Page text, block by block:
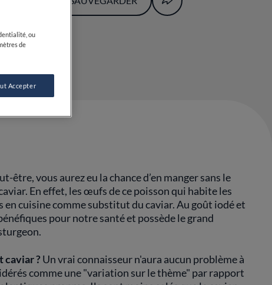
être, vous aurez eu la chance d’en manger sans le
En effet, les œufs de ce poisson qui habite les
cuisine comme substitut du caviar. Au goût iodé et
pour notre santé et possède le grand
caviar ? Un vrai connaisseur n'aura aucun problème à
comme une "variation sur le thème" par rapport
ou
de
Accepter